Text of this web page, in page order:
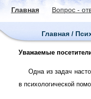
Главная Вопрос -
Главная /
Уважаемые
Одна из задач
в психологической